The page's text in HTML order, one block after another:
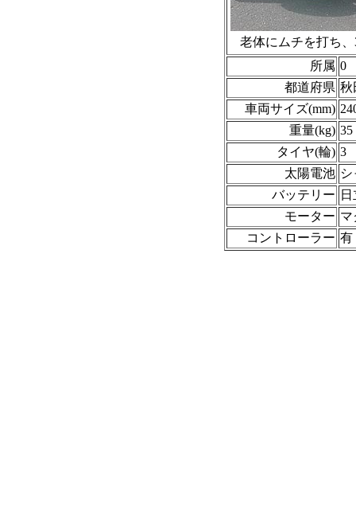
老体にムチを打ち
所属 0
都道府県 秋
車両サイズ(mm)
重量(kg) 35
タイヤ(輪) 3
太陽電池
バッテリー
モーター
コントローラー 有